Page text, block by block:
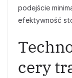
podejście
efektywność
cery